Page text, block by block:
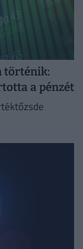
történik:
a pénzét